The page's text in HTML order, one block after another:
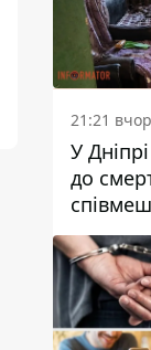
21:21
У
до